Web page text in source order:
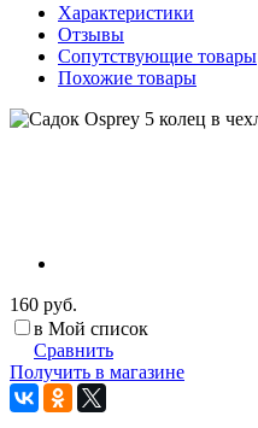
Характеристики
Отзывы
Сопутствующие товары
Похожие товары
160 руб.
в Мой список
Сравнить
Получить в магазине